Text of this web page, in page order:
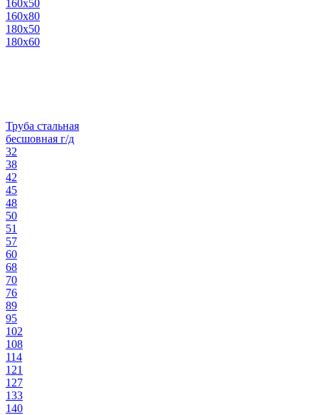
160х50
160х80
180х50
180х60
Труба стальная
бесшовная г/д
32
38
42
45
48
50
51
57
60
68
70
76
89
95
102
108
114
121
127
133
140